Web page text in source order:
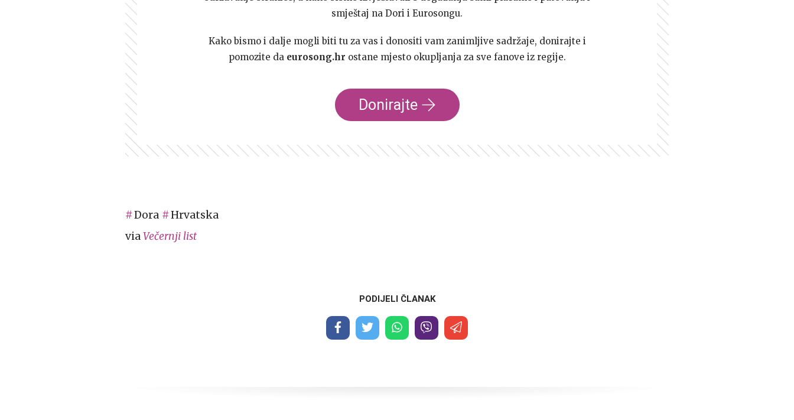
smještaj na Dori i Eurosongu.
Kako bismo i dalje mogli biti tu za vas i donositi vam zanimljive sadržaje, donirajte i
pomozite da eurosong.hr ostane mjesto okupljanja za sve fanove iz regije.
Donirajte
Dora
Hrvatska
viaVečernji list
PODIJELI ČLANAK